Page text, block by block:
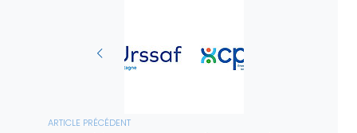
ARTICLE PRÉCÉDENT